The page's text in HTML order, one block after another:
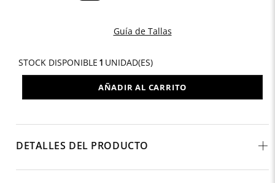
Guía de Tallas
STOCK DISPONIBLE 1 UNIDAD(ES)
AÑADIR AL CARRITO
DETALLES DEL PRODUCTO